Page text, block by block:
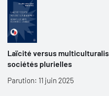
Laïcité versus
sociétés plurielles
Parution: 11 juin 2025